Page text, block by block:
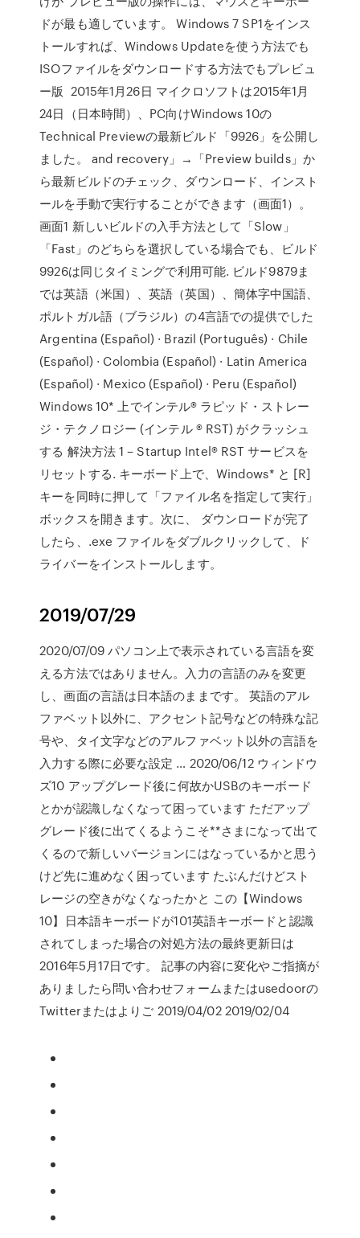
ドが最も適しています。 Windows 7 SP1をインス
トールすれば、Windows Updateを使う方法でも
ISOファイルをダウンロードする方法でもプレビュ
ー版 2015年1月26日 マイクロソフトは2015年1月
24日（日本時間）、PC向けWindows 10の
Technical Previewの最新ビルド「9926」を公開し
ました。 and recovery」→「Preview builds」か
ら最新ビルドのチェック、ダウンロード、インスト
ールを手動で実行することができます（画面1）。
画面1 新しいビルドの入手方法として「Slow」
「Fast」のどちらを選択している場合でも、ビルド
9926は同じタイミングで利用可能. ビルド9879ま
では英語（米国）、英語（英国）、簡体字中国語、
ポルトガル語（ブラジル）の4言語での提供でした
Argentina (Español) · Brazil (Português) · Chile
(Español) · Colombia (Español) · Latin America
(Español) · Mexico (Español) · Peru (Español)
Windows 10* 上でインテル® ラピッド・ストレー
ジ・テクノロジー (インテル ® RST) がクラッシュ
する 解決方法 1 – Startup Intel® RST サービスを
リセットする. キーボード上で、Windows* と [R]
キーを同時に押して「ファイル名を指定して実行」
ボックスを開きます。次に、 ダウンロードが完了
したら、.exe ファイルをダブルクリックして、ド
ライバーをインストールします。
2019/07/29
2020/07/09 パソコン上で表示されている言語を変
える方法ではありません。入力の言語のみを変更
し、画面の言語は日本語のままです。 英語のアル
ファベット以外に、アクセント記号などの特殊な記
号や、タイ文字などのアルファベット以外の言語を
入力する際に必要な設定 … 2020/06/12 ウィンドウ
ズ10 アップグレード後に何故かUSBのキーボード
とかが認識しなくなって困っています ただアップ
グレード後に出てくるようこそ**さまになって出て
くるので新しいバージョンにはなっているかと思う
けど先に進めなく困っています たぶんだけどスト
レージの空きがなくなったかと この【Windows
10】日本語キーボードが101英語キーボードと認識
されてしまった場合の対処方法の最終更新日は
2016年5月17日です。 記事の内容に変化やご指摘が
ありましたら問い合わせフォームまたはusedoorの
Twitterまたはよりご 2019/04/02 2019/02/04